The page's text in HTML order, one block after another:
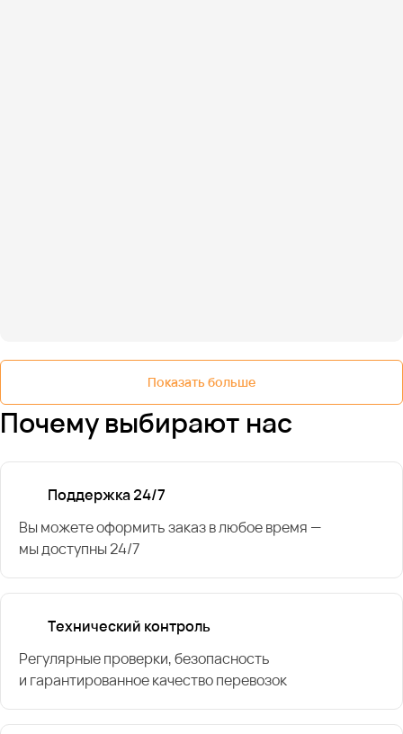
Показать больше
Почему выбирают нас
Поддержка 24/7
Вы можете оформить заказ в любое время —
мы доступны 24/7
Технический контроль
Регулярные проверки, безопасность
и гарантированное качество перевозок